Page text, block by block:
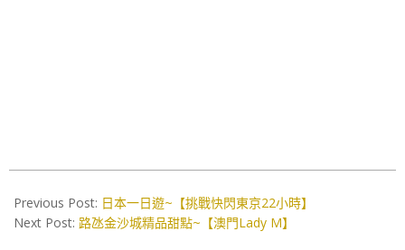
09-
05
Previous Post: 日本一日遊~【挑戰快閃東京22小時】
Next Post: 路氹金沙城精品甜點~【澳門Lady M】